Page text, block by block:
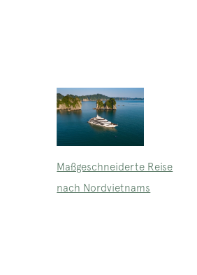
Maßgeschneiderte Reise
nach Nordvietnams